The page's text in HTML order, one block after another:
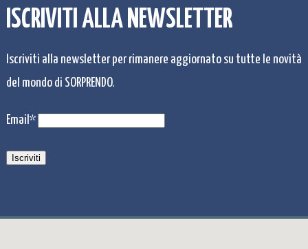
ISCRIVITI ALLA NEWSLETTER
Iscriviti alla newsletter per rimanere aggiornato su tutte le novità
del mondo di SORPRENDO.
Email*